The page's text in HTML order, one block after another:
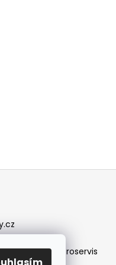
jirireznyelektroservis